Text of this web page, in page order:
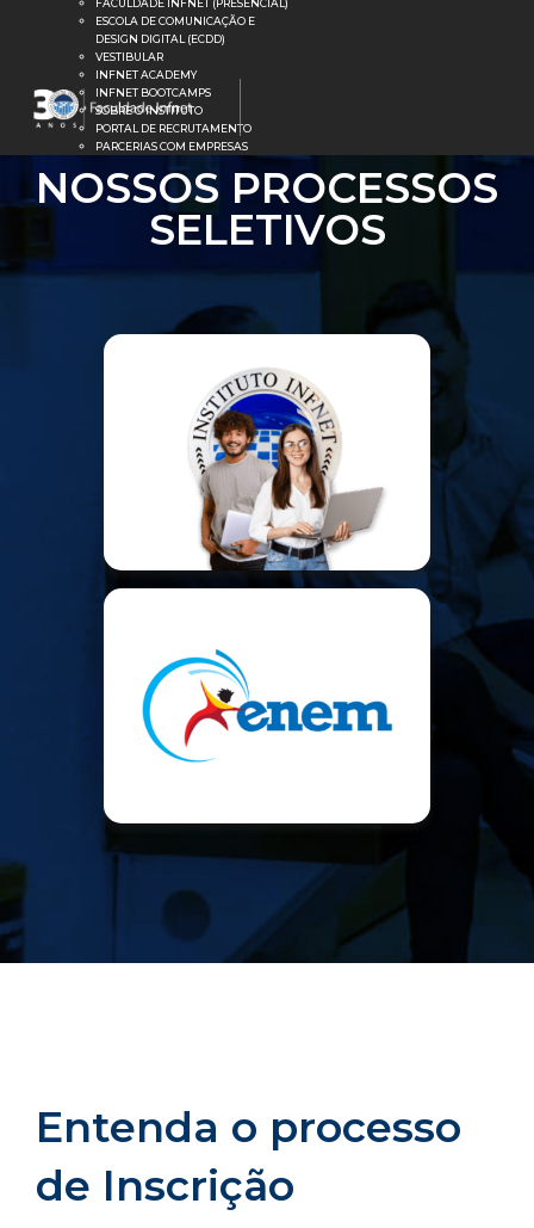
FACULDADE INFNET (PRESENCIAL)
ESCOLA DE COMUNICAÇÃO E
DESIGN DIGITAL (ECDD)
VESTIBULAR
INFNET ACADEMY
INFNET BOOTCAMPS
SOBRE O INSTITUTO
PORTAL DE RECRUTAMENTO
PARCERIAS COM EMPRESAS
NOSSOS PROCESSOS
SELETIVOS
Entenda o processo
de Inscrição